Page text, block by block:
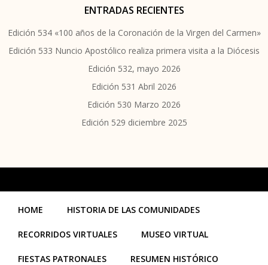
ENTRADAS RECIENTES
Edición 534 «100 años de la Coronación de la Virgen del Carmen»
Edición 533 Nuncio Apostólico realiza primera visita a la Diócesis
Edición 532, mayo 2026
Edición 531 Abril 2026
Edición 530 Marzo 2026
Edición 529 diciembre 2025
HOME HISTORIA DE LAS COMUNIDADES
RECORRIDOS VIRTUALES MUSEO VIRTUAL
FIESTAS PATRONALES RESUMEN HISTÓRICO